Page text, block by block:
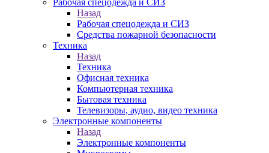
Рабочая спецодежда и СИЗ
Назад
Рабочая спецодежда и СИЗ
Средства пожарной безопасности
Техника
Назад
Техника
Офисная техника
Компьютерная техника
Бытовая техника
Телевизоры, аудио, видео техника
Электронные компоненты
Назад
Электронные компоненты